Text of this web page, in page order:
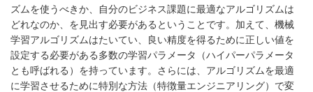
ズムを使うべきか、自分のビジネス課題に最適なアルゴリズムは
どれなのか、を見出す必要があるということです。加えて、機械
学習アルゴリズムはたいてい、良い精度を得るために正しい値を
設定する必要がある多数の学習パラメータ（ハイパーパラメータ
とも呼ばれる）を持っています。さらには、アルゴリズムを最適
に学習させるために特別な方法（特徴量エンジニアリング）で変